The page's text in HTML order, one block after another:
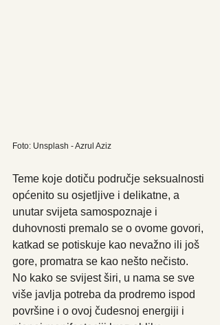
Foto: Unsplash - Azrul Aziz
Teme koje dotiču područje seksualnosti
općenito su osjetljive i delikatne, a
unutar svijeta samospoznaje i
duhovnosti premalo se o ovome govori,
katkad se potiskuje kao nevažno ili još
gore, promatra se kao nešto nečisto.
No kako se svijest širi, u nama se sve
više javlja potreba da prodremo ispod
površine i o ovoj čudesnoj energiji i